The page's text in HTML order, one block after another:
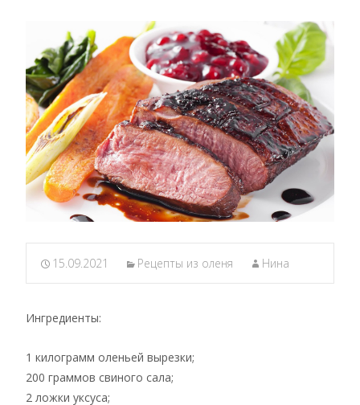
15.09.2021 Рецепты из оленя Нина
Ингредиенты:
1 килограмм оленьей вырезки;
200 граммов свиного сала;
2 ложки уксуса;